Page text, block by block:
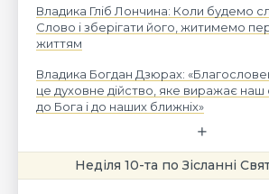
Владика Гліб Лончина: Коли будемо
Слово і зберігати його, житимемо
життям
Владика Богдан Дзюрах:
це духовне дійство, яке виражає наш
до Бога і до наших ближніх»
Неділя 10-та по Зісланні